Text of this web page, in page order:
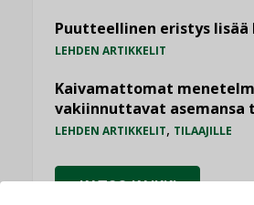
Puutteellinen eristys
LEHDEN ARTIKKELIT
Kaivamattomat
vakiinnuttavat asemansa
LEHDEN ARTIKKELIT, TILAAJILLE
KATSO KAIKKI